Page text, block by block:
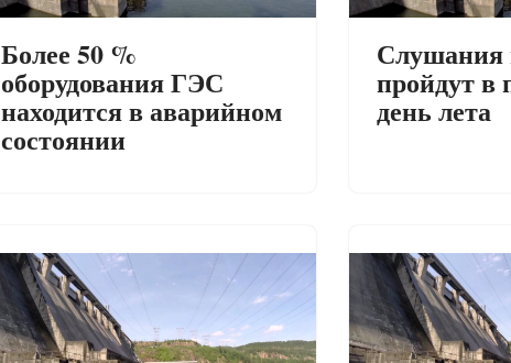
Более 50 %
оборудования ГЭС
находится в аварийном
состоянии
пройдут в
день лета